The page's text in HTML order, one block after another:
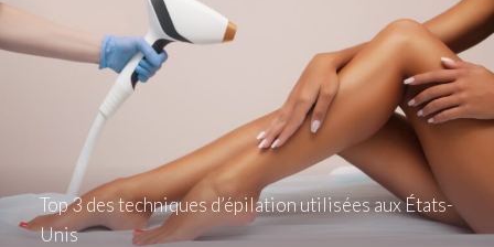
Top 3 des techniques d’épilation utilisées aux États-
Unis